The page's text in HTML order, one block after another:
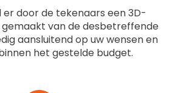
er door de tekenaars een 3D-
van de desbetreffende
aansluitend op uw wensen en
het gestelde budget.